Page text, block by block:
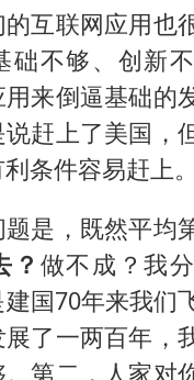
互联网应用也
础不够、创新
来倒逼基础的
赶上了美国，
条件容易赶上。
是，既然平均
？ 做不成？我
国70年来我们
展了一两百年，
第二，人家对